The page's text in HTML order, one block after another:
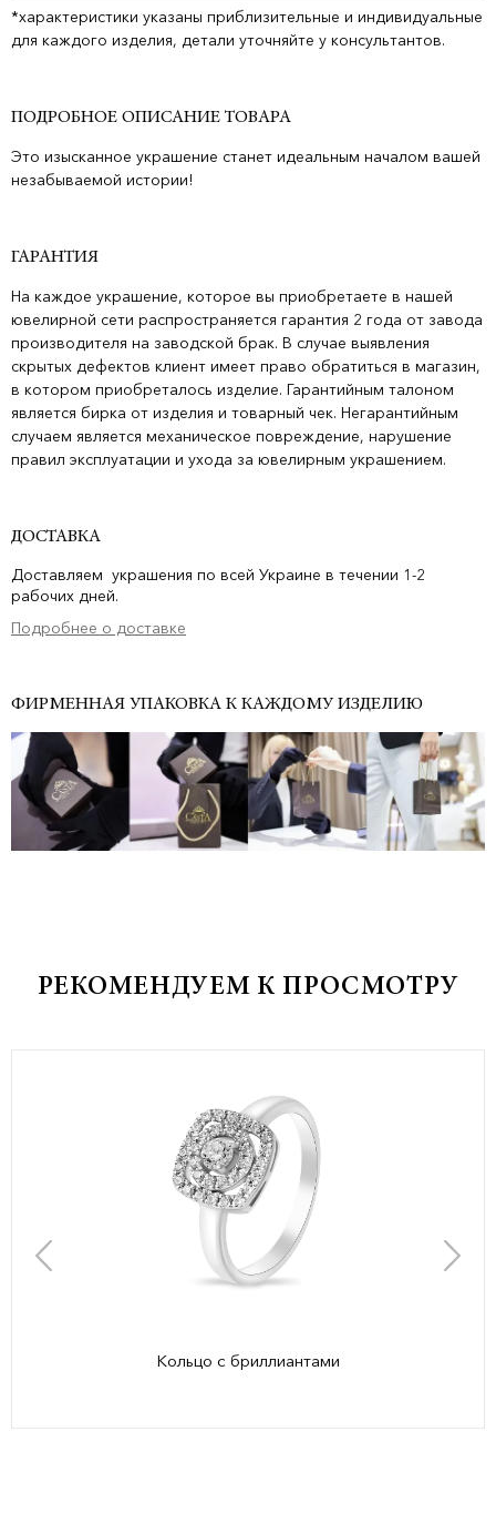
*характеристики указаны приблизительные и индивидуальные
для каждого изделия, детали уточняйте у консультантов.
ПОДРОБНОЕ ОПИСАНИЕ ТОВАРА
Это изысканное украшение станет идеальным началом вашей
незабываемой истории!
ГАРАНТИЯ
На каждое украшение, которое вы приобретаете в нашей
ювелирной сети распространяется гарантия 2 года от завода
производителя на заводской брак. В случае выявления
скрытых дефектов клиент имеет право обратиться в магазин,
в котором приобреталось изделие. Гарантийным талоном
является бирка от изделия и товарный чек. Негарантийным
случаем является механическое повреждение, нарушение
правил эксплуатации и ухода за ювелирным украшением.
ДОСТАВКА
Доставляем украшения по всей Украине в течении 1-2
рабочих дней.
Подробнее о доставке
ФИРМЕННАЯ УПАКОВКА К КАЖДОМУ ИЗДЕЛИЮ
РЕКОМЕНДУЕМ К ПРОСМОТРУ
Кольцо с бриллиантами